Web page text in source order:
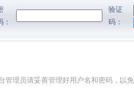
：
验证
码：
管理员请妥善管理好用户名和密码，以